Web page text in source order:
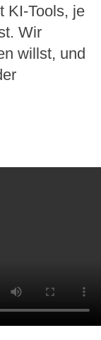
KI-Tools, je
Wir
willst, und